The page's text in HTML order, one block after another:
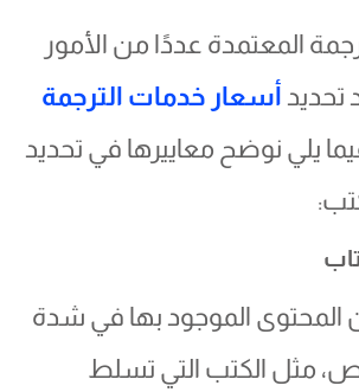
المعتمدة عددًا من الأمور
أسعار خدمات الترجمة
يلي نوضح معاييرها في تحديد
الموجود بها في شدة
مثل الكتب التي تسلط